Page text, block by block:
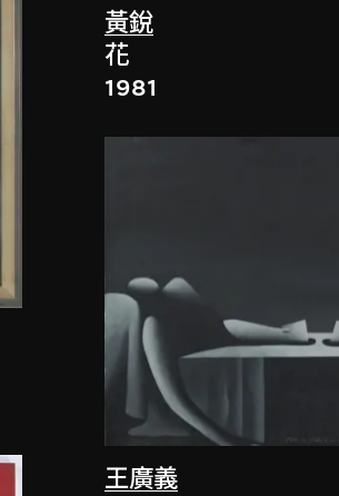
黃銳
花
1981
王廣義